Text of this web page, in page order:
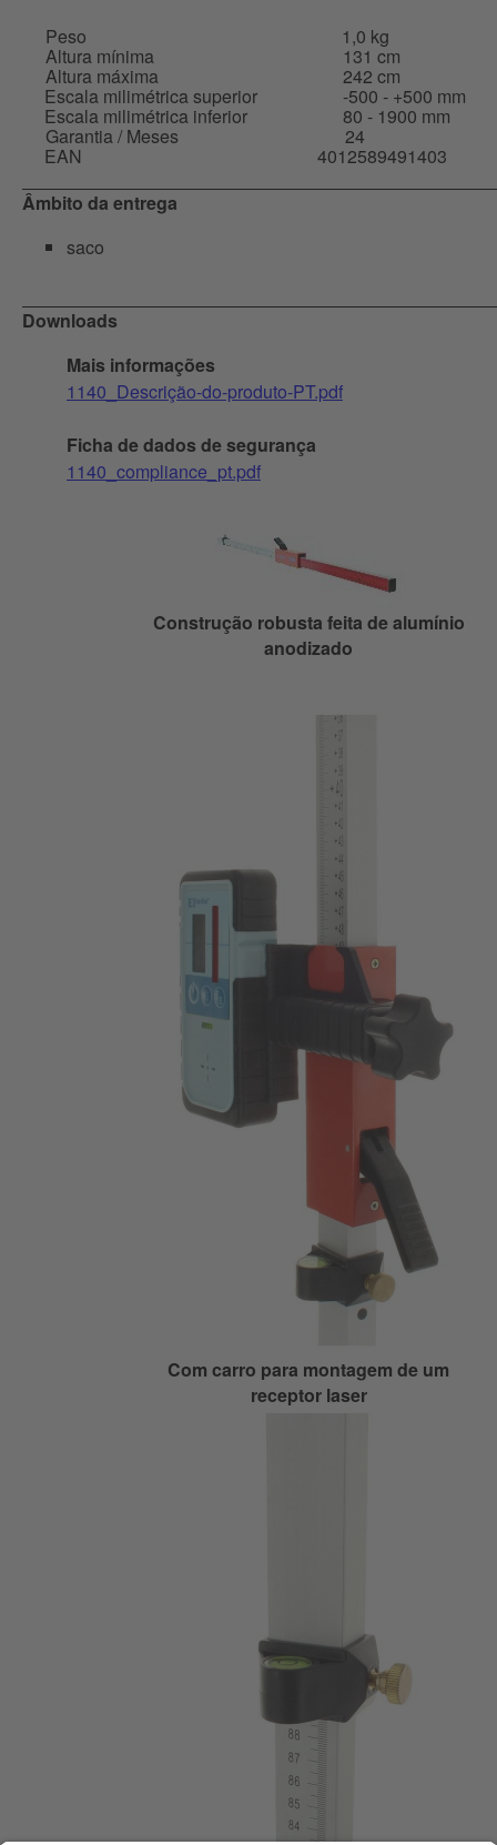
Peso
1,0 kg
Altura mínima 131 cm
Altura máxima 242 cm
Escala milimétrica superior -500 - +500 mm
Escala milimétrica inferior 80 - 1900 mm
Garantia / Meses 24
EAN
4012589491403
Âmbito da entrega
saco
Downloads
Mais informações
1140_Descrição-do-produto-PT.pdf
Ficha de dados de segurança
1140_compliance_pt.pdf
Construção robusta feita de alumínio
anodizado
Com carro para montagem de um
receptor laser